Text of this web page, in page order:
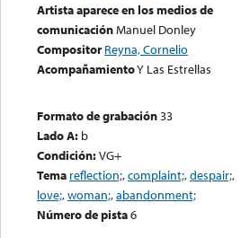
Artista aparece en los medios de
comunicaciónManuel Donley
Compositor Reyna, Cornelio
AcompañamientoY Las Estrellas
Formato de grabación33
Lado A: b
Condición:VG+
Tema reflection;,complaint;,despair;,
love;,woman;,abandonment;
Número de pista6